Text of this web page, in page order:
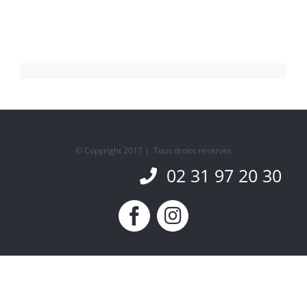
© Copyright 2017 | Tous droits réservés
02 31 97 20 30
FacebookInstagram